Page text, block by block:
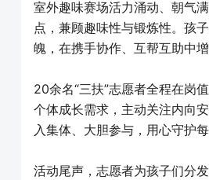
室外趣味赛场活力涌动、朝气
点，兼顾趣味性与锻炼性。孩
魄，在携手协作、互帮互助中
20余名“三扶”志愿者全程在岗
个体成长需求，主动关注内向
入集体、大胆参与，用心守护每
活动尾声，志愿者为孩子们分